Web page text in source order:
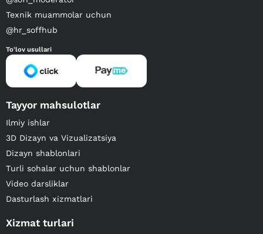
Texnik muammolar uchun
@hr_soffhub
To'lov usullari
Tayyor mahsulotlar
Ilmiy ishlar
3D Dizayn va Vizualizatsiya
Dizayn shablonlari
Turli sohalar uchun shablonlar
Video darsliklar
Dasturlash xizmatlari
Xizmat turlari